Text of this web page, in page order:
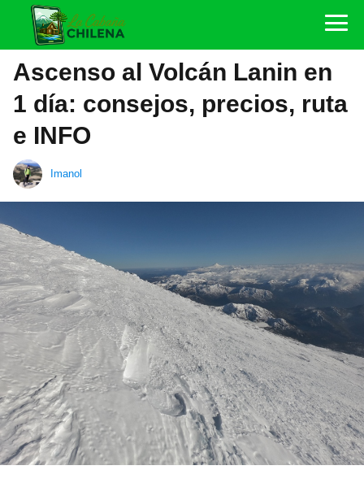
Ascenso al Volcán Lanin en
1 día: consejos, precios, ruta
e INFO
Imanol